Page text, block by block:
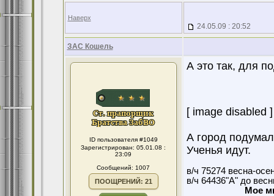
Наверх
24.05.09 : 20:52
ЗАС Кошель
ID пользователя #1049
Зарегистрирован: 05.01.08 :
23:09
Сообщений: 1007
ПООЩРЕНИЙ: 21
А это так, для
[ image disabled ]
А город
Ученья идут.
в/ч 75274 весна-
в/ч 64436"А" до
Мое